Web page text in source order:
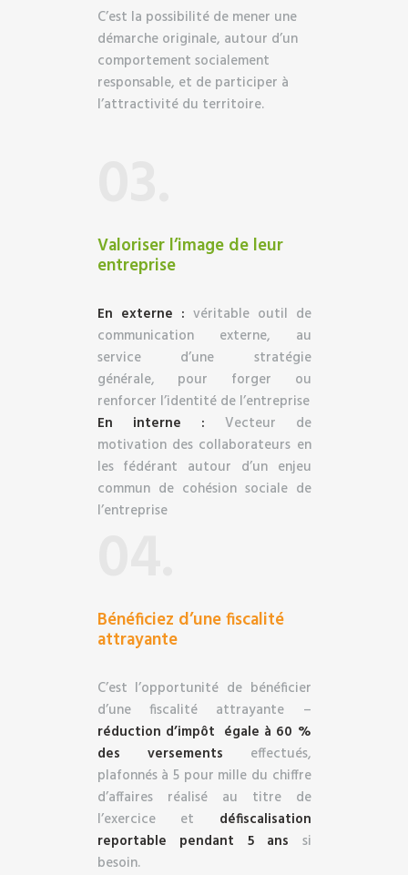
C’est la possibilité de mener une
démarche originale, autour d’un
comportement socialement
responsable, et de participer à
l’attractivité du territoire.
Valoriser l’image de leur
entreprise
En externe : véritable outil de
communication externe, au
service d’une stratégie
générale, pour forger ou
renforcer l’identité de l’entreprise
En interne : Vecteur de
motivation des collaborateurs en
les fédérant autour d’un enjeu
commun de cohésion sociale de
l’entreprise
Bénéficiez d’une fiscalité
attrayante
C’est l’opportunité de bénéficier
d’une fiscalité attrayante –
réduction d’impôt égale à 60 %
des versements effectués,
plafonnés à 5 pour mille du chiffre
d’affaires réalisé au titre de
l’exercice et défiscalisation
reportable pendant 5 ans si
besoin.